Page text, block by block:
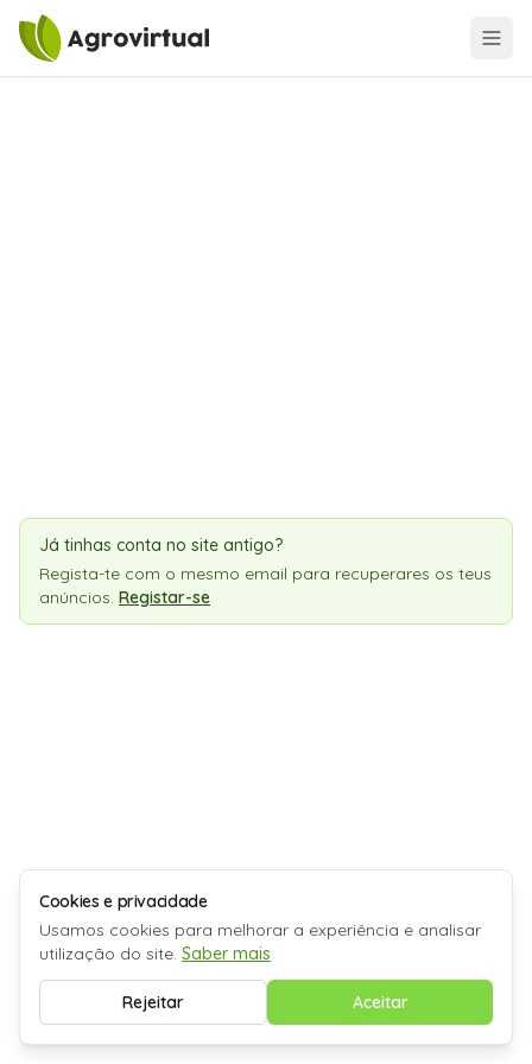
Já tinhas conta no site antigo?
Regista-te com o mesmo email para recuperares os teus
anúncios. Registar-se
Cookies e privacidade
Usamos cookies para melhorar a experiência e analisar
utilização do site. Saber mais
Rejeitar Aceitar